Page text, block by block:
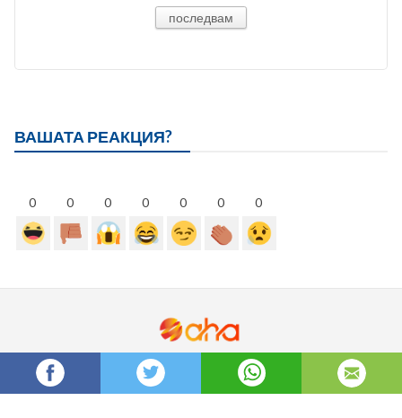
последвам
ВАШАТА РЕАКЦИЯ?
0 0 0 0 0 0 0
Бисквитки За нас
Политика за поверителност
Правила за ползване